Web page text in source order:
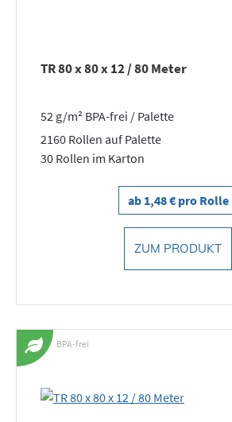
TR 80 x 80 x 12 / 80 Meter
52 g/m² BPA-frei / Palette
2160 Rollen auf Palette
30 Rollen im Karton
ab 1,48 € pro Rolle
ZUM PRODUKT
BPA-frei